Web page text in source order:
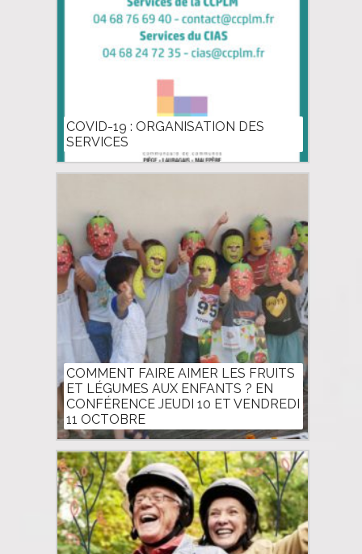
COVID-19 : ORGANISATION DES
SERVICES
COMMENT FAIRE AIMER LES FRUITS
ET LÉGUMES AUX ENFANTS ? EN
CONFÉRENCE JEUDI 10 ET VENDREDI
11 OCTOBRE